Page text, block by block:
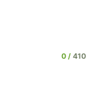
0
410